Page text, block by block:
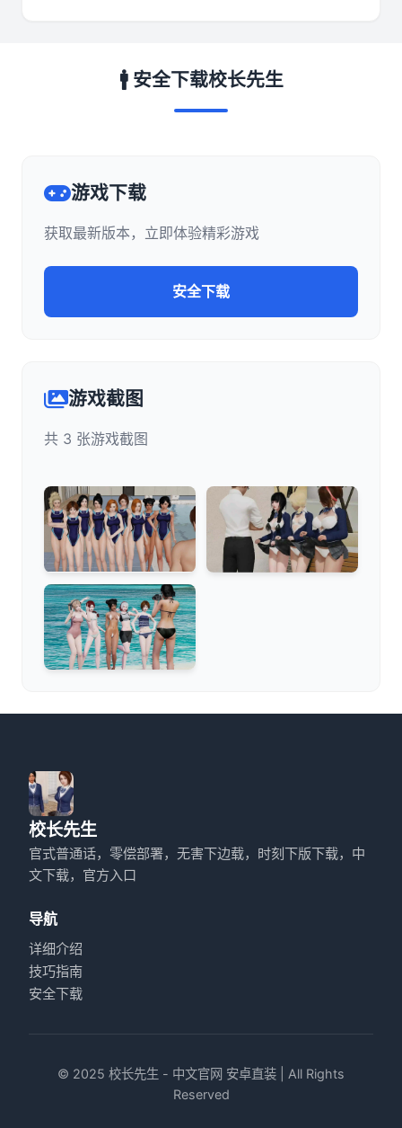
🚹 安全下载校长先生
游戏下载
获取最新版本，立即体验精彩游戏
安全下载
游戏截图
共 3 张游戏截图
校长先生
官式普通话，零偿部署，无害下边载，时刻下版下载，中
文下载，官方入口
导航
详细介绍
技巧指南
安全下载
© 2025 校长先生 - 中文官网 安卓直装 | All Rights
Reserved